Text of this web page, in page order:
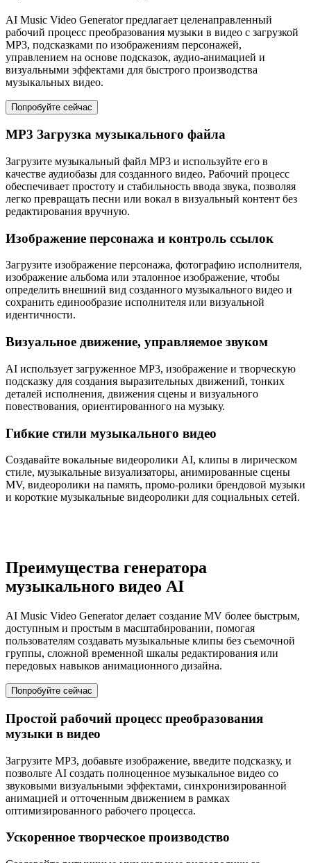
AI Music Video Generator предлагает целенаправленный
рабочий процесс преобразования музыки в видео с загрузкой
MP3, подсказками по изображениям персонажей,
управлением на основе подсказок, аудио-анимацией и
визуальными эффектами для быстрого производства
музыкальных видео.
Попробуйте сейчас
MP3 Загрузка музыкального файла
Загрузите музыкальный файл MP3 и используйте его в
качестве аудиобазы для созданного видео. Рабочий процесс
обеспечивает простоту и стабильность ввода звука, позволяя
легко превращать песни или вокал в визуальный контент без
редактирования вручную.
Изображение персонажа и контроль ссылок
Загрузите изображение персонажа, фотографию исполнителя,
изображение альбома или эталонное изображение, чтобы
определить внешний вид созданного музыкального видео и
сохранить единообразие исполнителя или визуальной
идентичности.
Визуальное движение, управляемое звуком
AI использует загруженное MP3, изображение и творческую
подсказку для создания выразительных движений, тонких
деталей исполнения, движения сцены и визуального
повествования, ориентированного на музыку.
Гибкие стили музыкального видео
Создавайте вокальные видеоролики AI, клипы в лирическом
стиле, музыкальные визуализаторы, анимированные сцены
MV, видеоролики на память, промо-ролики брендовой музыки
и короткие музыкальные видеоролики для социальных сетей.
Преимущества генератора
музыкального видео AI
AI Music Video Generator делает создание MV более быстрым,
доступным и простым в масштабировании, помогая
пользователям создавать музыкальные клипы без съемочной
группы, сложной временной шкалы редактирования или
передовых навыков анимационного дизайна.
Попробуйте сейчас
Простой рабочий процесс преобразования
музыки в видео
Загрузите MP3, добавьте изображение, введите подсказку, и
позвольте AI создать полноценное музыкальное видео со
звуковыми визуальными эффектами, синхронизированной
анимацией и отточенным движением в рамках
оптимизированного рабочего процесса.
Ускоренное творческое производство